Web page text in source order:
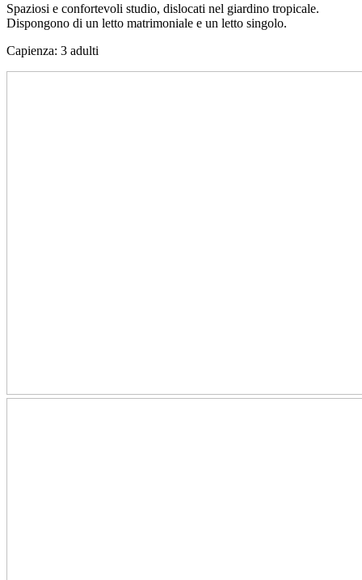
Spaziosi e confortevoli studio, dislocati nel giardino tropicale.
Dispongono di un letto matrimoniale e un letto singolo.
Capienza: 3 adulti